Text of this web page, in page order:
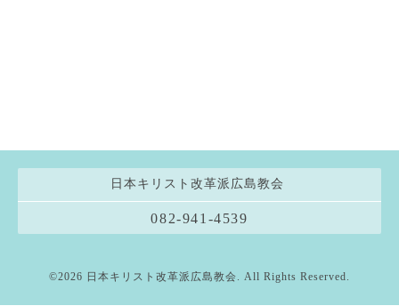
日本キリスト改革派広島教会
082-941-4539
©2026 日本キリスト改革派広島教会. All Rights Reserved.